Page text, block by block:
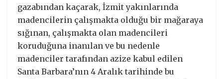
gazabından kaçarak, İzmit yakınlarında
madencilerin çalışmakta olduğu bir mağaraya
sığınan, çalışmakta olan madencileri
koruduğuna inanılan ve bu nedenle
madenciler tarafından azize kabul edilen
Santa Barbara’nın 4 Aralık tarihinde bu